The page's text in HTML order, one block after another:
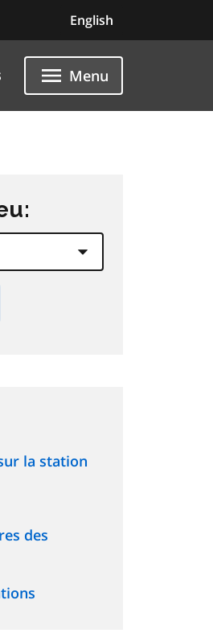
English
Menu
la station
des